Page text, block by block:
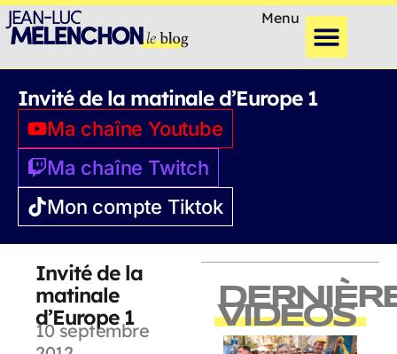
Menu
Invité de la matinale d’Europe 1
Ma chaîne Youtube
Ma chaîne Twitch
Mon compte Tiktok
Invité de la
matinale
d’Europe 1
10 septembre
VIDEOS